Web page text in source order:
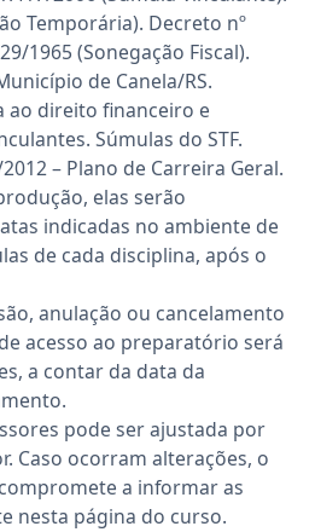
Temporária). Decreto nº
1965 (Sonegação Fiscal).
de Canela/RS.
ao direito financeiro e
Súmulas do STF.
– Plano de Carreira Geral.
elas serão
indicadas no ambiente de
de cada disciplina, após o
anulação ou cancelamento
acesso ao preparatório será
a contar da data da
pode ser ajustada por
Caso ocorram alterações, o
a informar as
nesta página do curso.